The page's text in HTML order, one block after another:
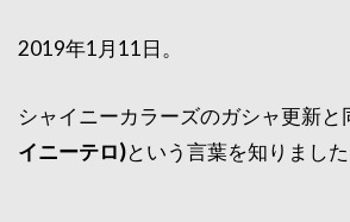
2019年1月11日。
シャイニーカラーズのガシャ更新と
イニーテロ)という言葉を知りました